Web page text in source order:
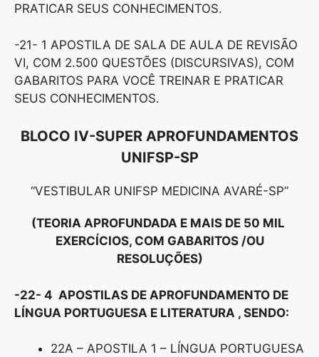
PRATICAR SEUS CONHECIMENTOS.
-21- 1 APOSTILA DE SALA DE AULA DE REVISÃO
VI, COM 2.500 QUESTÕES (DISCURSIVAS), COM
GABARITOS PARA VOCÊ TREINAR E PRATICAR
SEUS CONHECIMENTOS.
BLOCO IV-SUPER APROFUNDAMENTOS
UNIFSP-SP
“VESTIBULAR UNIFSP MEDICINA AVARÉ-SP”
(TEORIA APROFUNDADA E MAIS DE 50 MIL
EXERCÍCIOS, COM GABARITOS /OU
RESOLUÇÕES)
-22- 4 APOSTILAS DE APROFUNDAMENTO DE
LÍNGUA PORTUGUESA E LITERATURA , SENDO:
22A – APOSTILA 1 – LÍNGUA PORTUGUESA